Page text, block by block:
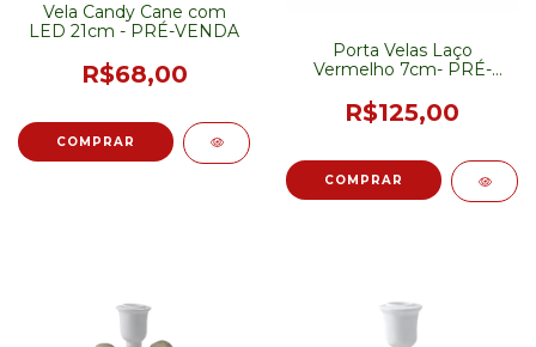
Vela Candy Cane com
LED 21cm - PRÉ-VENDA
R$68,00
Porta Velas Laço
Vermelho 7cm- PRÉ-
R$125,00